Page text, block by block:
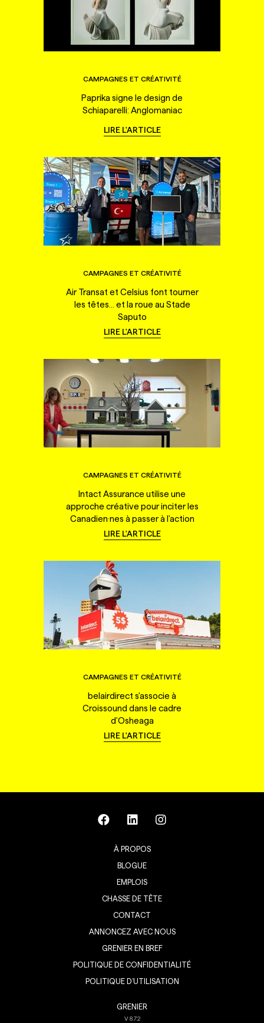
CAMPAGNES ET CRÉATIVITÉ
Paprika signe le design de
Schiaparelli: Anglomaniac
LIRE L'ARTICLE
CAMPAGNES ET CRÉATIVITÉ
Air Transat et Celsius font tourner
les têtes... et la roue au Stade
Saputo
LIRE L'ARTICLE
CAMPAGNES ET CRÉATIVITÉ
Intact Assurance utilise une
approche créative pour inciter les
Canadien·nes à passer à l'action
LIRE L'ARTICLE
CAMPAGNES ET CRÉATIVITÉ
belairdirect s'associe à
Croissound dans le cadre
d'Osheaga
LIRE L'ARTICLE
À PROPOS
BLOGUE
EMPLOIS
CHASSE DE TÊTE
CONTACT
ANNONCEZ AVEC NOUS
GRENIER EN BREF
POLITIQUE DE CONFIDENTIALITÉ
POLITIQUE D’UTILISATION
GRENIER
V8.7.2